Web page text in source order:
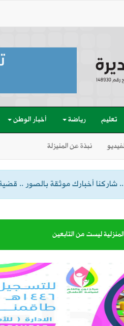
تعليم رياضة أخبار الوطن
نبذة عن المنيزلة
أخبارك موثقة بالصور .. قضية ..
ليست من التابعين
نهاية الصيف في سماء المملكة